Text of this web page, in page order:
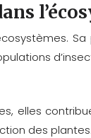
elles
des plantes.